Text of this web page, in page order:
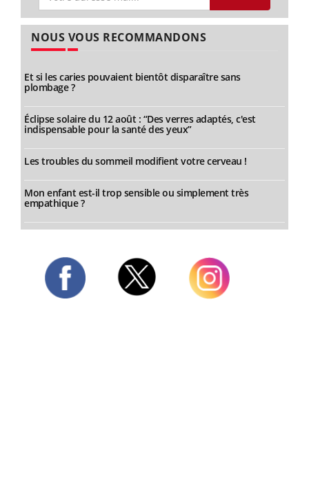
NOUS VOUS RECOMMANDONS
Et si les caries pouvaient bientôt disparaître sans
plombage ?
Éclipse solaire du 12 août : “Des verres adaptés, c'est
indispensable pour la santé des yeux”
Les troubles du sommeil modifient votre cerveau !
Mon enfant est-il trop sensible ou simplement très
empathique ?